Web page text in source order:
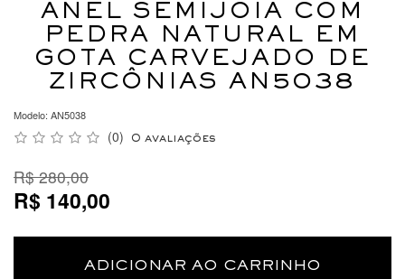
ANEL SEMIJOIA COM
PEDRA NATURAL EM
GOTA CARVEJADO DE
ZIRCÔNIAS AN5038
Modelo: AN5038
(0) 0 avaliações
R$ 280,00
R$ 140,00
ADICIONAR AO CARRINHO